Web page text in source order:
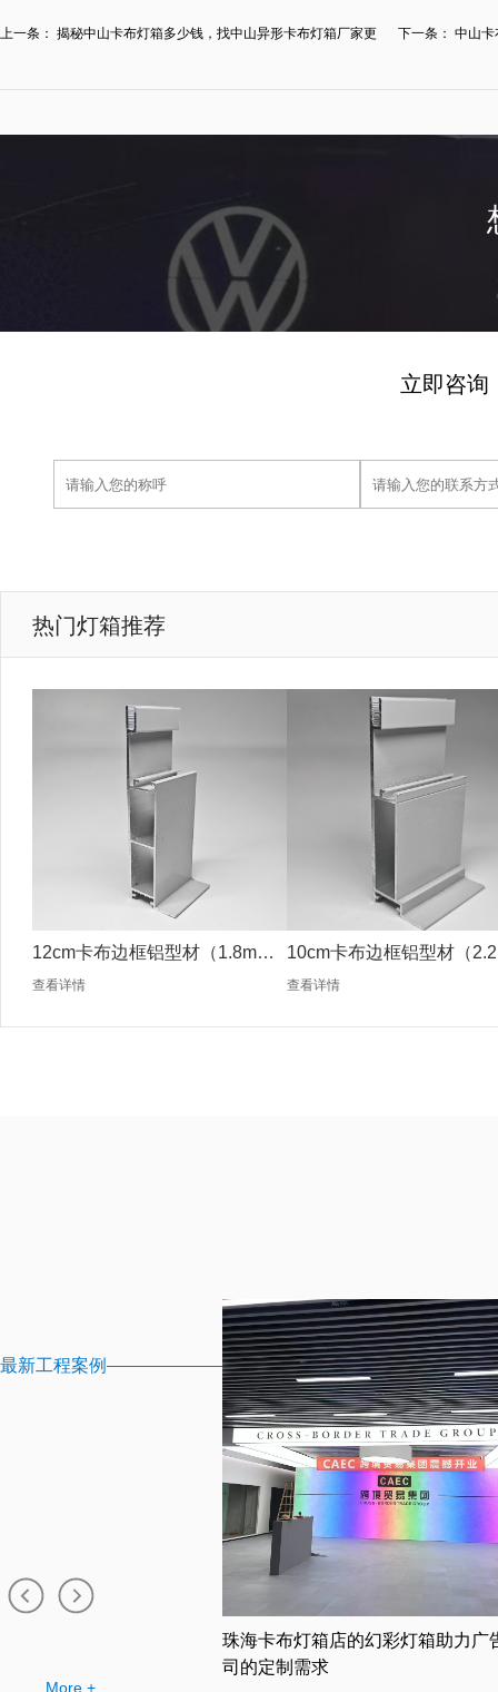
上一条： 揭秘中山卡布灯箱多少钱，找中山异形卡布灯箱厂家更
下一条： 中山卡
立即咨询
热门灯箱推荐
12cm卡布边框铝型材（1.8mm
银色）
查看详情
10cm卡布边框铝型材（
银色）
查看详情
最新工程案例
More +
珠海卡布灯箱店的幻彩灯箱助力广
司的定制需求